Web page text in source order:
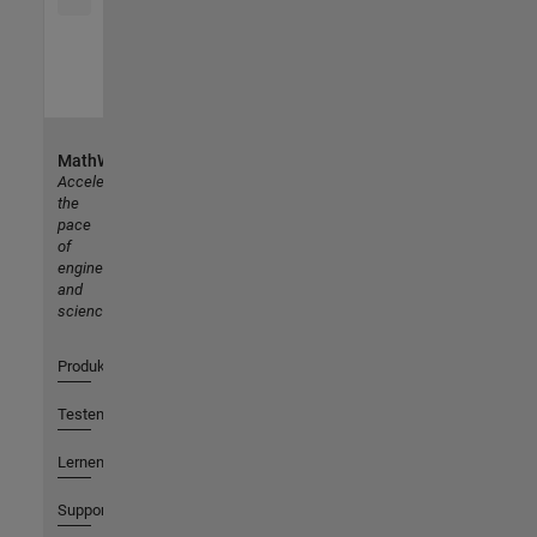
MathWorks
Accelerating
the
pace
of
engineering
and
science
Produkte
Testen oder Kaufen
Lernen
Support